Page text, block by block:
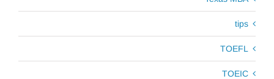
tips
TOEFL
TOEIC